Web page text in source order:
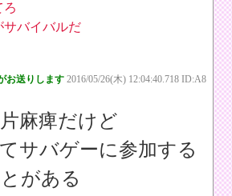
ろ
サバイバルだ
お送りします 2016/05/26(木) 12:04:40.718 ID:A8
麻痺だけど
サバゲーに参加する
がある